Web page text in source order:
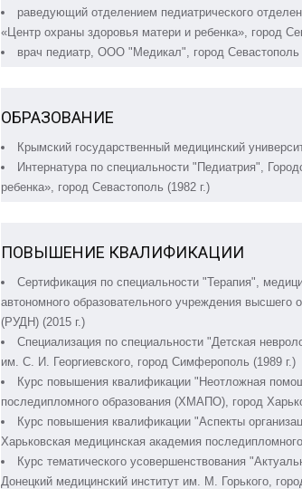
pаведующий отделением педиатрического
«Центр охраны здоровья матери и ребенка», город
врач педиатр, ООО "Медикал", город Севастополь
ОБРАЗОВАНИЕ
Крымский государственный медицинский
Интернатура по специальности "Педиатрия",
ребенка», город Севастополь (1982 г.)
ПОВЫШЕНИЕ КВАЛИФИКАЦИИ
Сертификация по специальности "Терапия",
автономного образовательного учреждения высшего
(РУДН) (2015 г.)
Специализация по специальности "Детская
им. С. И. Георгиевского, город Симферополь (1989 г.)
Курс повышения квалификации "Неотложная
последипломного образования (ХМАПО), город
Курс повышения квалификации "Аспекты
Харьковская медицинская академия
Курс тематического усовершенствования
Донецкий медицинский институт им. М. Горького,